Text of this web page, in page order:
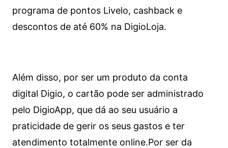
programa de pontos Livelo, cashback e
descontos de até 60% na DigioLoja.
Além disso, por ser um produto da conta
digital Digio, o cartão pode ser administrado
pelo DigioApp, que dá ao seu usuário a
praticidade de gerir os seus gastos e ter
atendimento totalmente online.Por ser da